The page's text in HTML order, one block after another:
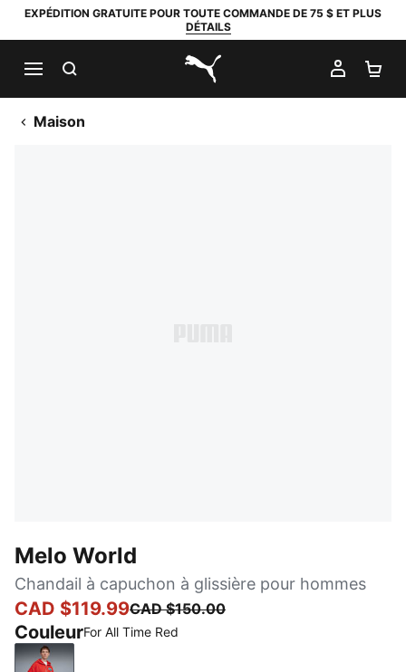
EXPÉDITION GRATUITE POUR TOUTE COMMANDE DE 75 $ ET PLUS
DÉTAILS
PUMA.com
MON
Maison
Melo World
Chandail à capuchon à glissière pour hommes
CAD $119.99CAD $150.00
CouleurFor All Time Red